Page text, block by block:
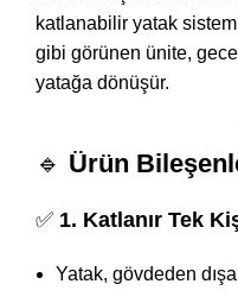
katlanabilir yatak
gibi görünen ünite,
yatağa dönüşür.
🔹 Ürün
✅ 1. Katlanır Tek
Yatak, gövdeden